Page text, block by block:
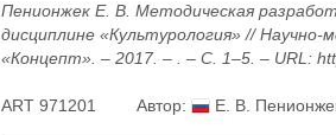
Пенионжек Е. В. Методическая
дисциплине «Культурология» //
«Концепт». – 2017. – . – С. 1–5. – URL:
ART 971201 Автор: Е. В.